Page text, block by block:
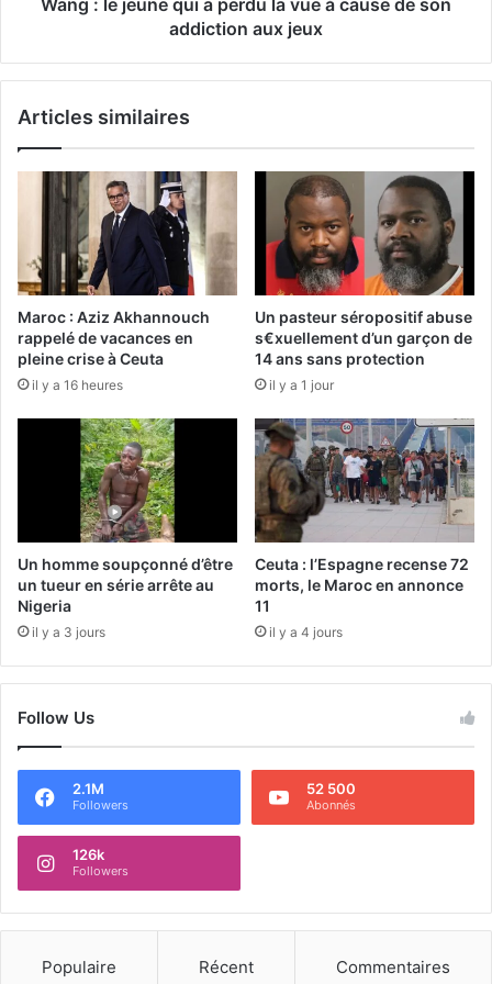
Wang : le jeune qui a perdu la vue à cause de son
addiction aux jeux
Articles similaires
Maroc : Aziz Akhannouch
rappelé de vacances en
pleine crise à Ceuta
il y a 16 heures
Un pasteur séropositif abuse
s€xuellement d’un garçon de
14 ans sans protection
il y a 1 jour
Un homme soupçonné d’être
un tueur en série arrête au
Nigeria
il y a 3 jours
Ceuta : l’Espagne recense 72
morts, le Maroc en annonce
11
il y a 4 jours
Follow Us
2.1M
Followers
52 500
Abonnés
126k
Followers
Populaire Récent Commentaires